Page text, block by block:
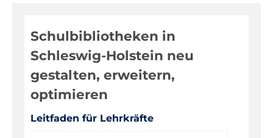
Fortbildungen
Informationen für Eltern
Inklusion, Sonderpädagogik
Schulbibliotheken in
Schleswig-Holstein neu
gestalten, erweitern,
optimieren
Leitfaden für Lehrkräfte